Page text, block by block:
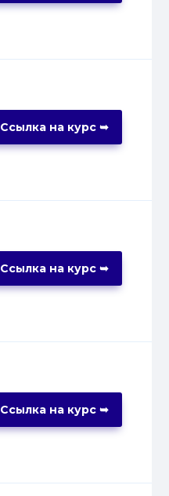
Ссылка на курс ➥
Ссылка на курс ➥
Ссылка на курс ➥